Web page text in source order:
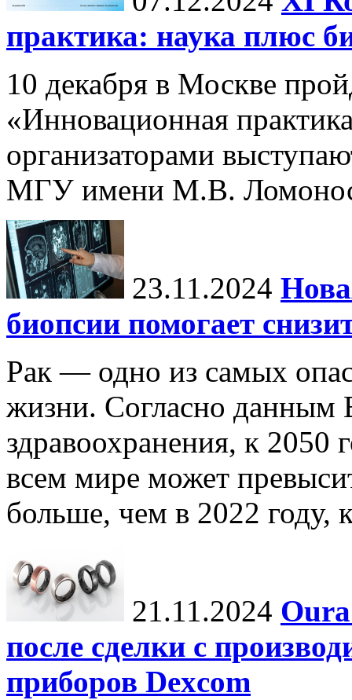
практика: наука плюс
10 декабря в Москве
«Инновационная
организаторами
МГУ имени М.В.
23.11.2024
биопсии помогает
Рак — одно из самых
жизни. Согласно данным
здравоохранения, к 2050
всем мире может
больше, чем в 2022 году,
21.11.2024
после сделки с
приборов Dexcom